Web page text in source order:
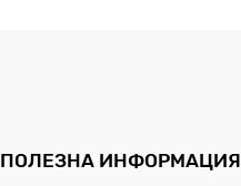
ПОЛЕЗНА ИНФОРМАЦИЯ